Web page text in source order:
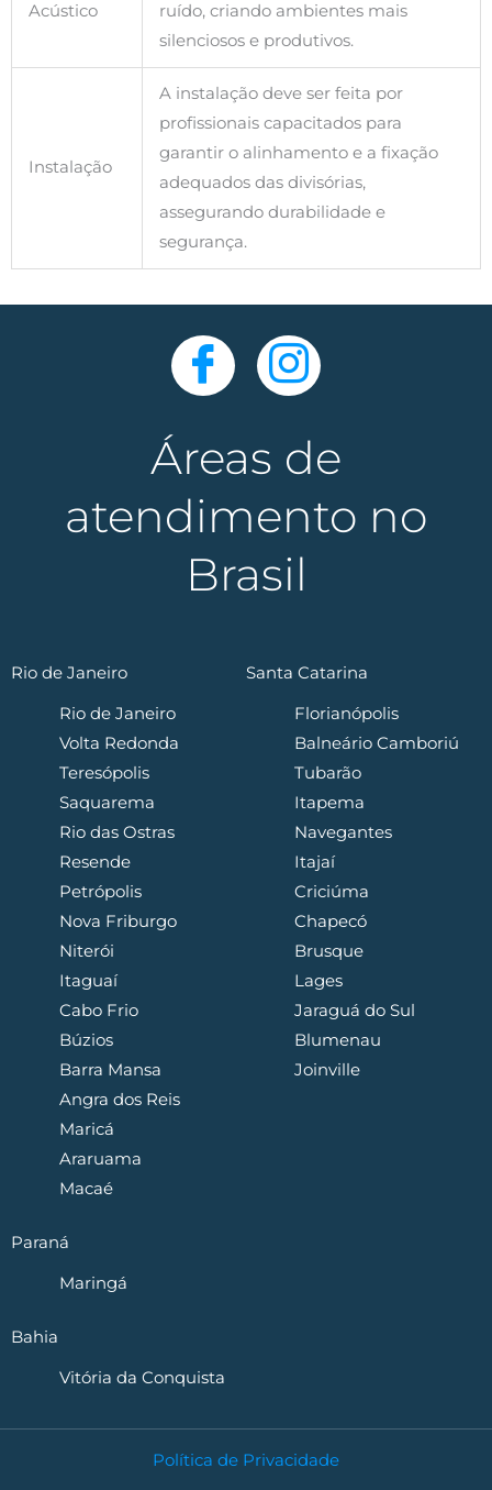
Acústico
ruído, criando ambientes mais
silenciosos e produtivos.
Instalação
A instalação deve ser feita por
profissionais capacitados para
garantir o alinhamento e a fixação
adequados das divisórias,
assegurando durabilidade e
segurança.
Áreas de
atendimento no
Brasil
Rio de Janeiro
Rio de Janeiro
Volta Redonda
Teresópolis
Saquarema
Rio das Ostras
Resende
Petrópolis
Nova Friburgo
Niterói
Itaguaí
Cabo Frio
Búzios
Barra Mansa
Angra dos Reis
Maricá
Araruama
Macaé
Santa Catarina
Florianópolis
Balneário Camboriú
Tubarão
Itapema
Navegantes
Itajaí
Criciúma
Chapecó
Brusque
Lages
Jaraguá do Sul
Blumenau
Joinville
Paraná
Maringá
Bahia
Vitória da Conquista
Política de Privacidade